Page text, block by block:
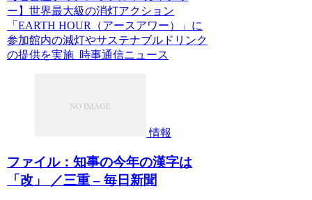
ー】世界最大級の消灯アクション
「EARTH HOUR（アースアワー）」に
参加館内の減灯やサステナブルドリンク
の提供を実施 時事通信ニュース
情報
ファイル：知事の今年の漢字は
「改」 ／三重 – 毎日新聞